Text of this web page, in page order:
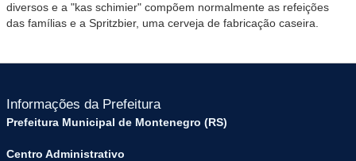
diversos e a "kas schimier" compõem normalmente as refeições
das famílias e a Spritzbier, uma cerveja de fabricação caseira.
Informações da Prefeitura
Prefeitura Municipal de Montenegro (RS)
Centro Administrativo